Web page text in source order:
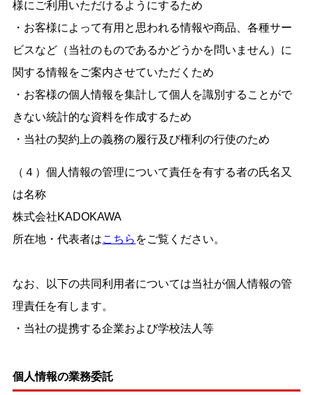
様にご利用いただけるようにするため
・お客様によって有用と思われる情報や商品、各種サー
ビスなど（当社のものであるかどうかを問いません）に
関する情報をご案内させていただくため
・お客様の個人情報を集計して個人を識別することがで
きない統計的な資料を作成するため
・当社の契約上の義務の履行及び権利の行使のため
（４）個人情報の管理について責任を有する者の氏名又
は名称
株式会社KADOKAWA
所在地・代表者はこちら をご覧ください。
なお、以下の共同利用者については当社が個人情報の管
理責任を有します。
・当社の提携する企業および学校法人等
個人情報の業務委託